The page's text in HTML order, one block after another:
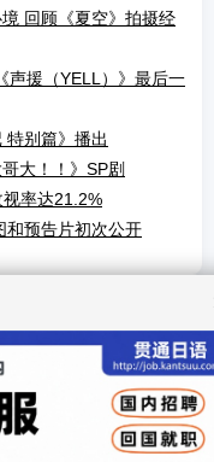
回顾《夏空》拍摄经
声援（YELL）》最后一
特别篇》播出
大！！》SP剧
率达21.2%
和预告片初次公开